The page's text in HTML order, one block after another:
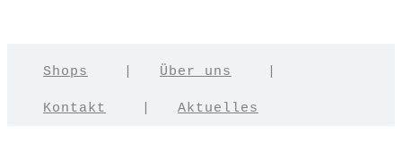
Shops Über uns
Kontakt Aktuelles